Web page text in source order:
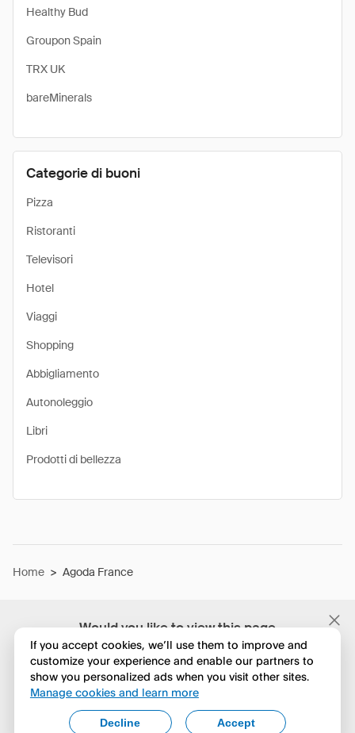
Would you like to view this page
in English?
No, continua a esplorare
Yes, change to English
Healthy Bud
Groupon Spain
TRX UK
bareMinerals
Categorie di buoni
Pizza
Ristoranti
Televisori
Hotel
Viaggi
Shopping
Abbigliamento
Autonoleggio
Libri
Prodotti di bellezza
Home > Agoda France
If you accept cookies, we’ll use them to improve and
customize your experience and enable our partners to
show you personalized ads when you visit other sites.
Manage cookies and learn more
Accept
Decline